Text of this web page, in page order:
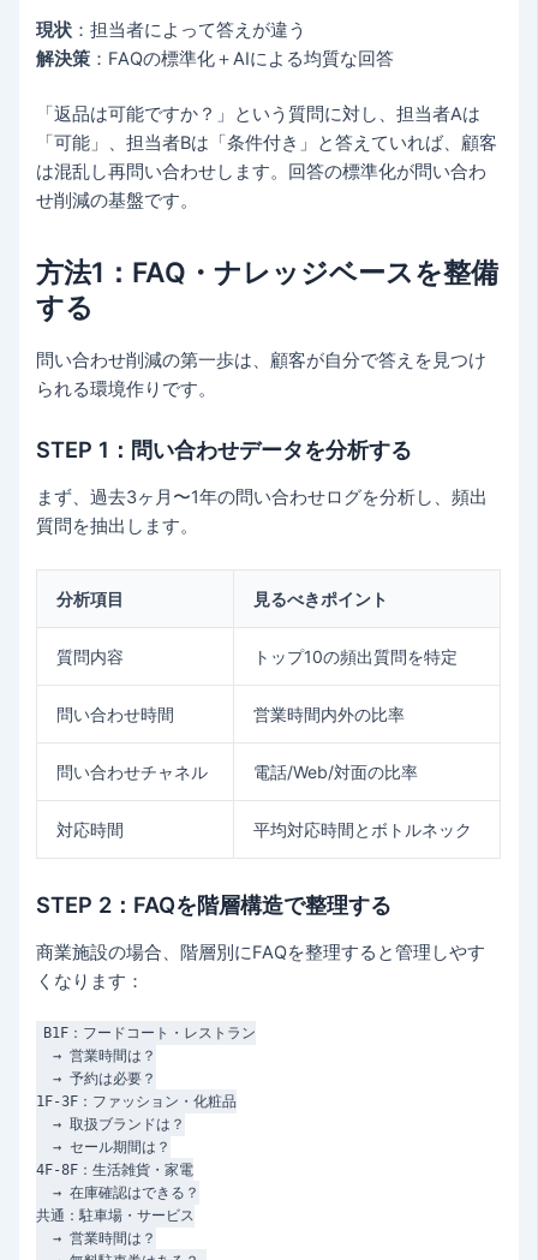
現状 ：担当者によって答えが違う
解決策 ：FAQの標準化＋AIによる均質な回答
「返品は可能ですか？」という質問に対し、担当者Aは
「可能」、担当者Bは「条件付き」と答えていれば、顧客
は混乱し再問い合わせします。回答の標準化が問い合わ
せ削減の基盤です。
方法1：FAQ・ナレッジベースを整備
する
問い合わせ削減の第一歩は、顧客が自分で答えを見つけ
られる環境作りです。
STEP 1：問い合わせデータを分析する
まず、過去3ヶ月〜1年の問い合わせログを分析し、頻出
質問を抽出します。
分析項目 見るべきポイント
質問内容 トップ10の頻出質問を特定
問い合わせ時間 営業時間内外の比率
問い合わせチャネル 電話/Web/対面の比率
対応時間 平均対応時間とボトルネック
STEP 2：FAQを階層構造で整理する
商業施設の場合、階層別にFAQを整理すると管理しやす
くなります：
B1F：フードコート・レストラン
  → 営業時間は？
  → 予約は必要？
1F-3F：ファッション・化粧品
  → 取扱ブランドは？
  → セール期間は？
4F-8F：生活雑貨・家電
  → 在庫確認はできる？
共通：駐車場・サービス
  → 営業時間は？